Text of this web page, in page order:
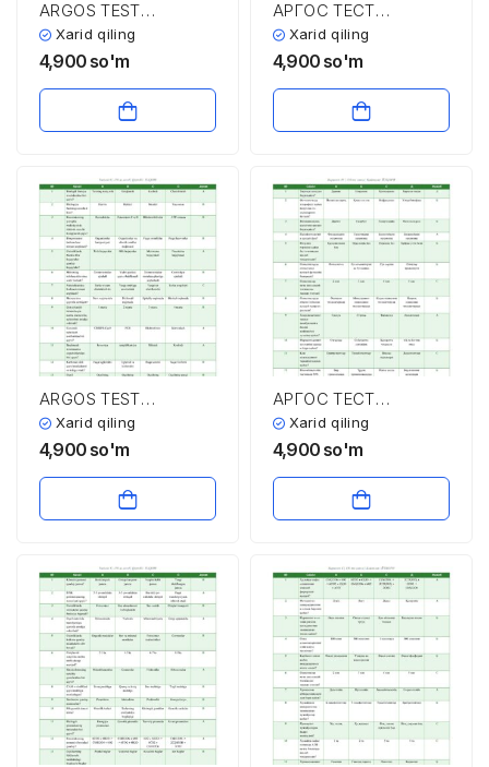
ARGOS TEST
SAVOLLARI VA
JAVOBLARI
Xarid qiling
4,900 so'm
АРГОС ТЕСТ
САВОЛЛАРИ ВА
ЖАВОБЛАРИ
Xarid qiling
4,900 so'm
ARGOS TEST
SAVOLLARI VA
JAVOBLARI
Xarid qiling
4,900 so'm
АРГОС ТЕСТ
САВОЛЛАРИ ВА
ЖАВОБЛАРИ
Xarid qiling
4,900 so'm